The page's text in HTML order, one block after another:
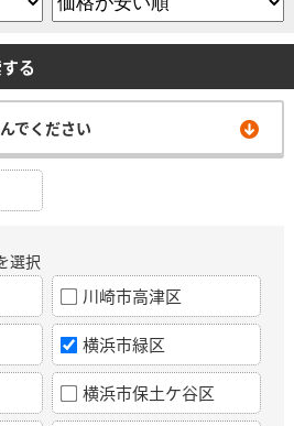
る
でください
選択
川崎市高津区
横浜市緑区
横浜市保土ケ谷区